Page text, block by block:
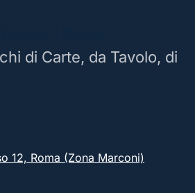
di Carte, da Tavolo, di
12, Roma (Zona Marconi)